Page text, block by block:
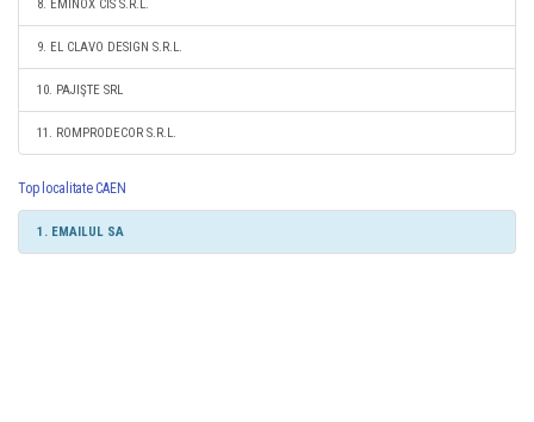
8. EMINOX CIS S.R.L.
9. EL CLAVO DESIGN S.R.L.
10. PAJIŞTE SRL
11. ROMPRODECOR S.R.L.
Top localitate CAEN
1. EMAILUL SA